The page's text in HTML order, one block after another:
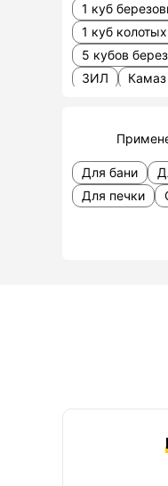
1 куб
1 куб
5 кубов
ЗИЛ
Березовые в
В сетках
Для бани
Для печки